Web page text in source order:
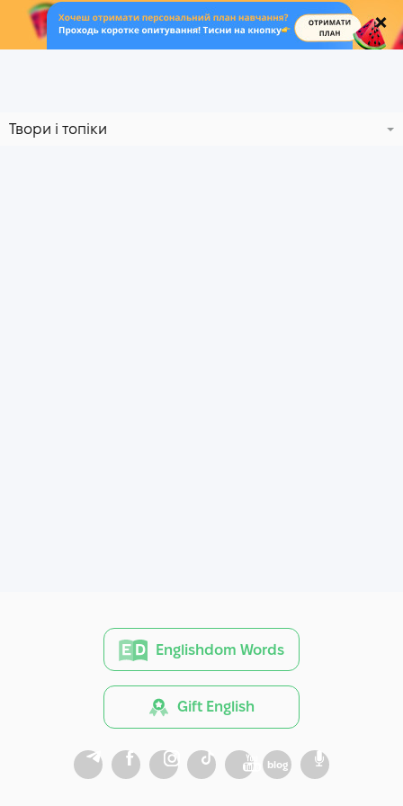
.
Твори і топіки
Englishdom Words
Gift English
blog